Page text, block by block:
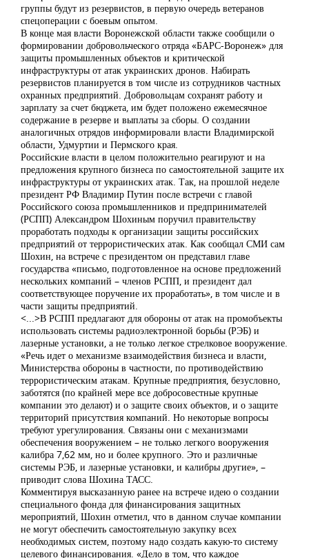
группы будут из резервистов, в первую очередь ветеранов
спецоперации с боевым опытом.
В конце мая власти Воронежской области также сообщили о
формировании добровольческого отряда «БАРС-Воронеж» для
защиты промышленных объектов и критической
инфраструктуры от атак украинских дронов. Набирать
резервистов планируется в том числе из сотрудников частных
охранных предприятий. Добровольцам сохранят работу и
зарплату за счет бюджета, им будет положено ежемесячное
содержание в резерве и выплаты за сборы. О создании
аналогичных отрядов информировали власти Владимирской
области, Удмуртии и Пермского края.
Российские власти в целом положительно реагируют и на
предложения крупного бизнеса по самостоятельной защите их
инфраструктуры от украинских атак. Так, на прошлой неделе
президент РФ Владимир Путин после встречи с главой
Российского союза промышленников и предпринимателей
(РСПП) Александром Шохиным поручил правительству
проработать подходы к организации защиты российских
предприятий от террористических атак. Как сообщал СМИ сам
Шохин, на встрече с президентом он представил главе
государства «письмо, подготовленное на основе предложений
нескольких компаний – членов РСПП, и президент дал
соответствующее поручение их проработать», в том числе и в
части защиты предприятий.
<...>В РСПП предлагают для обороны от атак на промобъекты
использовать системы радиоэлектронной борьбы (РЭБ) и
лазерные установки, а не только легкое стрелковое вооружение.
«Речь идет о механизме взаимодействия бизнеса и власти,
Министерства обороны в частности, по противодействию
террористическим атакам. Крупные предприятия, безусловно,
заботятся (по крайней мере все добросовестные крупные
компании это делают) и о защите своих объектов, и о защите
территорий присутствия компаний. Но некоторые вопросы
требуют урегулирования. Связаны они с механизмами
обеспечения вооружением – не только легкого вооружения
калибра 7,62 мм, но и более крупного. Это и различные
системы РЭБ, и лазерные установки, и калибры другие», –
приводит слова Шохина ТАСС.
Комментируя высказанную ранее на встрече идею о создании
специального фонда для финансирования защитных
мероприятий, Шохин отметил, что в данном случае компании
не могут обеспечить самостоятельную закупку всех
необходимых систем, поэтому надо создать какую-то систему
целевого финансирования. «Дело в том, что каждое